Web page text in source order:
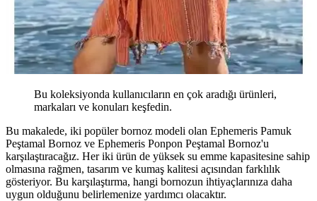
Bu koleksiyonda kullanıcıların en çok aradığı ürünleri,
markaları ve konuları keşfedin.
Bu makalede, iki popüler bornoz modeli olan Ephemeris Pamuk
Peştamal Bornoz ve Ephemeris Ponpon Peştamal Bornoz'u
karşılaştıracağız. Her iki ürün de yüksek su emme kapasitesine sahip
olmasına rağmen, tasarım ve kumaş kalitesi açısından farklılık
gösteriyor. Bu karşılaştırma, hangi bornozun ihtiyaçlarınıza daha
uygun olduğunu belirlemenize yardımcı olacaktır.